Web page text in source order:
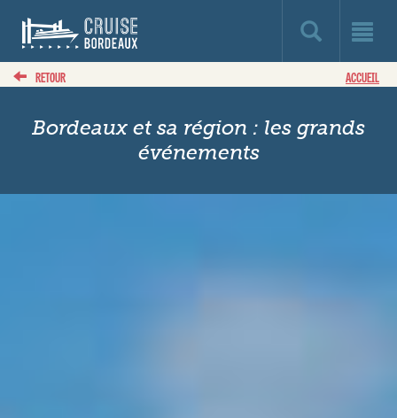
RETOUR ACCUEIL
Bordeaux et sa région : les grands
événements